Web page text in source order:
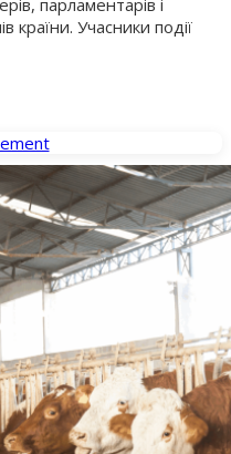
парламентарів і
країни. Учасники події